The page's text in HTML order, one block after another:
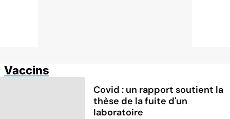
Vaccins
Covid : un rapport soutient la
thèse de la fuite d'un
laboratoire